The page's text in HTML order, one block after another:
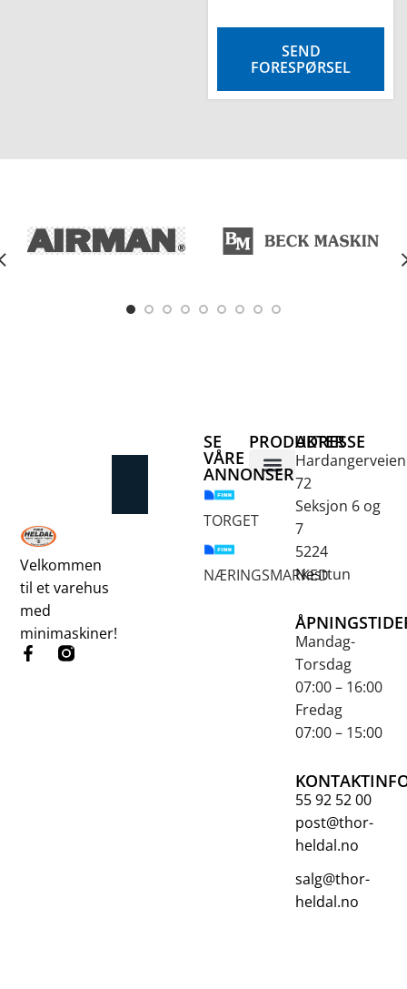
SEND
FORESPØRSEL
Velkommen
til et varehus
med
minimaskiner!
ADRESSE
Hardangerveien
72
Seksjon 6 og
7
5224
Nesttun
Mandag-
Torsdag
07:00 – 16:00
Fredag
07:00 – 15:00
55 92 52 00
post@thor-
heldal.no
salg@thor-
heldal.no
PRODUKTER
SE
VÅRE
ANNONSER
TORGET
NÆRINGSMARKED